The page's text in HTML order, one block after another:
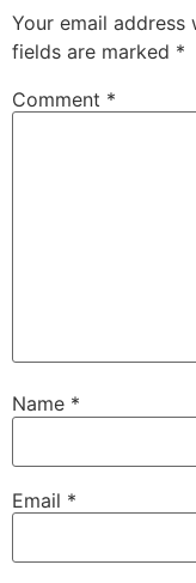
Your email address
fields are marked *
Comment *
Name *
Email *